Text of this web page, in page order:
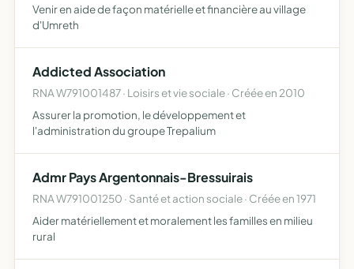
Venir en aide de façon matérielle et financière au village
d'Umreth
Addicted Association
RNA W791001487 · Loisirs et vie sociale · Créée en 2010
Assurer la promotion, le développement et
l'administration du groupe Trepalium
Admr Pays Argentonnais-Bressuirais
RNA W791001250 · Santé et action sociale · Créée en 1971
Aider matériellement et moralement les familles en milieu
rural